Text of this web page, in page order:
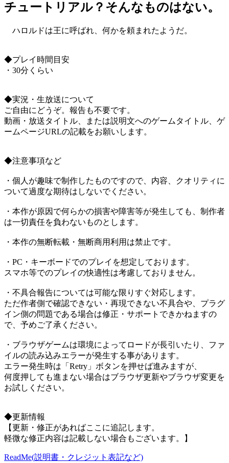
チュートリアル？そんなものはない。
ハロルドは王に呼ばれ、何かを頼まれたようだ。
◆プレイ時間目安
・30分くらい
◆実況・生放送について
ご自由にどうぞ。報告も不要です。
動画・放送タイトル、または説明文へのゲームタイトル、ゲ
ームページURLの記載をお願いします。
◆注意事項など
・個人が趣味で制作したものですので、内容、クオリティに
ついて過度な期待はしないでください。
・本作が原因で何らかの損害や障害等が発生しても、制作者
は一切責任を負わないものとします。
・本作の無断転載・無断商用利用は禁止です。
・PC・キーボードでのプレイを想定しております。
スマホ等でのプレイの快適性は考慮しておりません。
・不具合報告については可能な限りすぐ対応します。
ただ作者側で確認できない・再現できない不具合や、プラグ
イン側の問題である場合は修正・サポートできかねますの
で、予めご了承ください。
・ブラウザゲームは環境によってロードが長引いたり、ファ
イルの読み込みエラーが発生する事があります。
エラー発生時は「Retry」ボタンを押せば進みますが、
何度押しても進まない場合はブラウザ更新やブラウザ変更を
お試しください。
◆更新情報
【更新・修正があればここに追記します。
軽微な修正内容は記載しない場合もございます。】
ReadMe(説明書・クレジット表記など)